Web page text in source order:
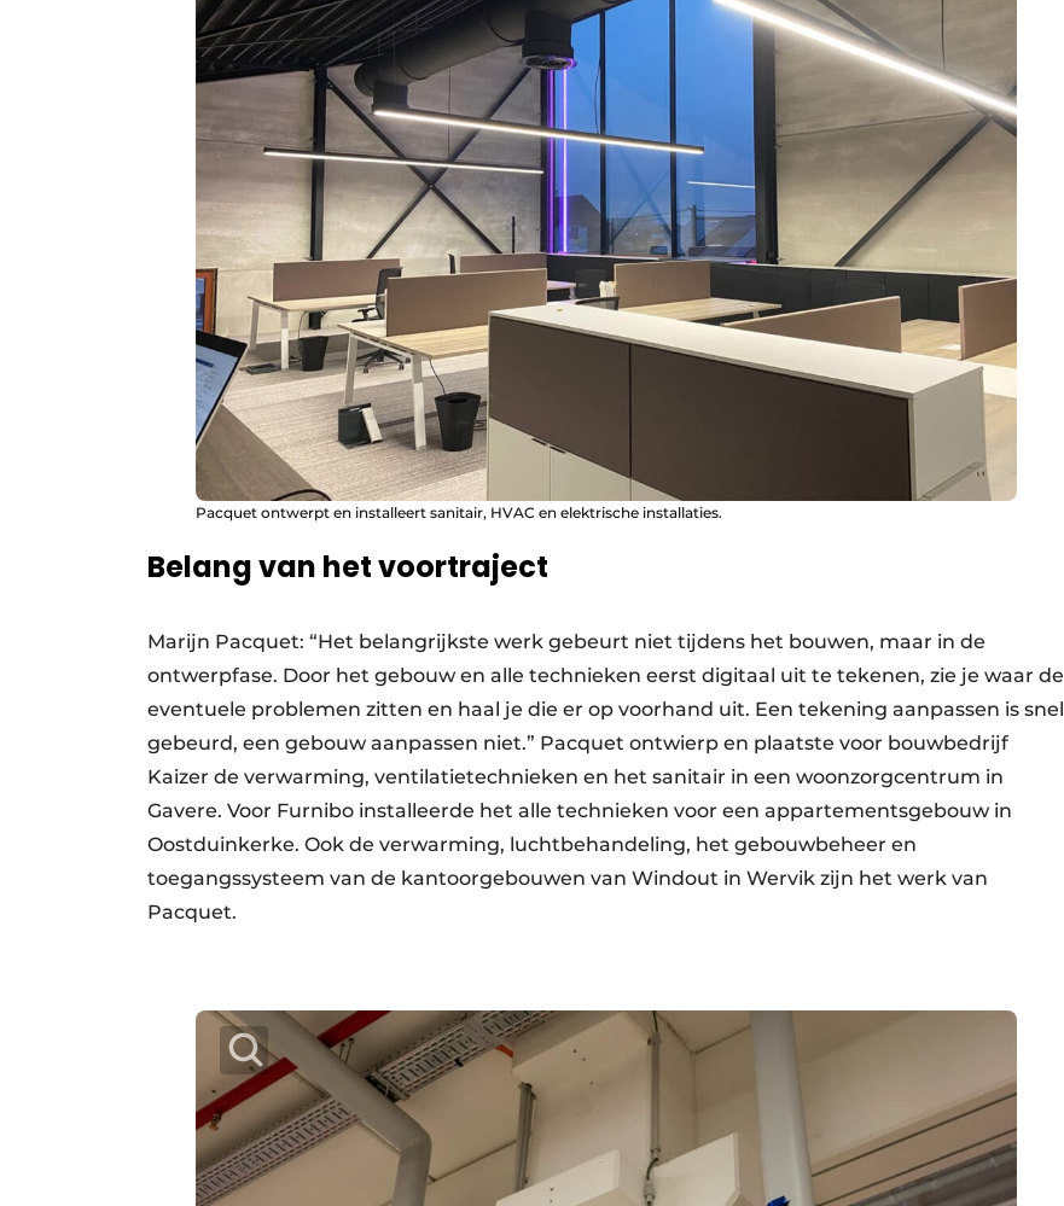
Pacquet ontwerpt en installeert sanitair, HVAC en elektrische installaties.
Belang van het voortraject
Marijn Pacquet: “Het belangrijkste werk gebeurt niet tijdens het bouwen, maar in de
ontwerpfase. Door het gebouw en alle technieken eerst digitaal uit te tekenen, zie je waar de
eventuele problemen zitten en haal je die er op voorhand uit. Een tekening aanpassen is snel
gebeurd, een gebouw aanpassen niet.” Pacquet ontwierp en plaatste voor bouwbedrijf
Kaizer de verwarming, ventilatietechnieken en het sanitair in een woonzorgcentrum in
Gavere. Voor Furnibo installeerde het alle technieken voor een appartementsgebouw in
Oostduinkerke. Ook de verwarming, luchtbehandeling, het gebouwbeheer en
toegangssysteem van de kantoorgebouwen van Windout in Wervik zijn het werk van
Pacquet.